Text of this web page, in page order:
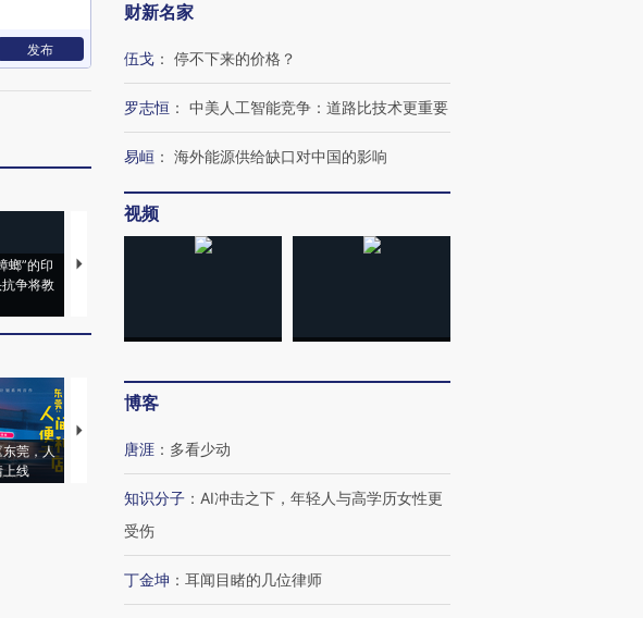
发布
螂”的印
争将教
视线｜“入侵”还是“人道危
东莞，人
上线
【推广】走进第四届链博
会，让数智科技“链”接产
有意思的生活方式·第三对
住三大增长引擎是什么？
财新名家
伍戈 ： 停不下来的价格？
罗志恒 ： 中美人工智能竞争：道路比技术更重要
易峘 ： 海外能源供给缺口对中国的影响
视频
博客
唐涯 ： 多看少动
知识分子 ： AI冲击之下，年轻人与高学历女性更
受伤
丁金坤 ： 耳闻目睹的几位律师